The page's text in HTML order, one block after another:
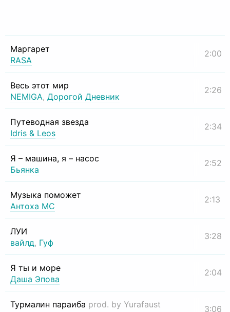
Маргарет
RASA
2:00
Весь этот мир
NEMIGA, Дорогой Дневник
2:26
Путеводная звезда
Idris & Leos
2:34
Я – машина, я – насос
Бьянка
2:52
Музыка поможет
Антоха МС
2:13
ЛУИ
вайлд, Гуф
3:28
Я ты и море
Даша Эпова
2:04
Турмалин параиба prod. by Yurafaust
3:06